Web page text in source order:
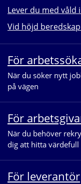
Lever du med våld
Vid höjd
För
När du söker nytt
på vägen
För
När du behöver
dig att hitta
För leverantör